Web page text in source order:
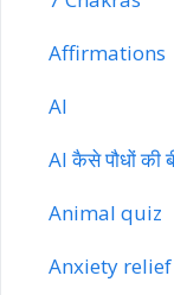
Affirmations
AI
AI कैसे पौधों की
Animal quiz
Anxiety